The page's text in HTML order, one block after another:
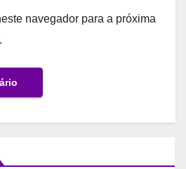
navegador para a próxima